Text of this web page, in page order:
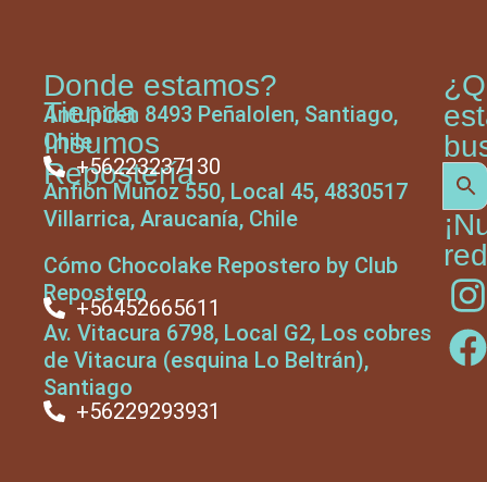
Tienda
Insumos
Repostería
Donde estamos?
Antupiren 8493 Peñalolen, Santiago,
Chile
+56223237130
Anfión Muñoz 550, Local 45, 4830517
Villarrica, Araucanía, Chile
Cómo Chocolake Repostero by Club
Repostero
+56452665611
Av. Vitacura 6798, Local G2, Los cobres
de Vitacura (esquina Lo Beltrán),
Santiago
+56229293931